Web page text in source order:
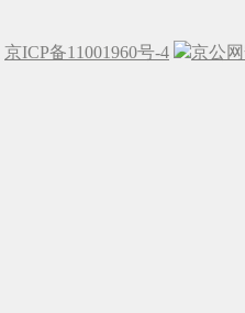
京ICP备11001960号-4 京公网